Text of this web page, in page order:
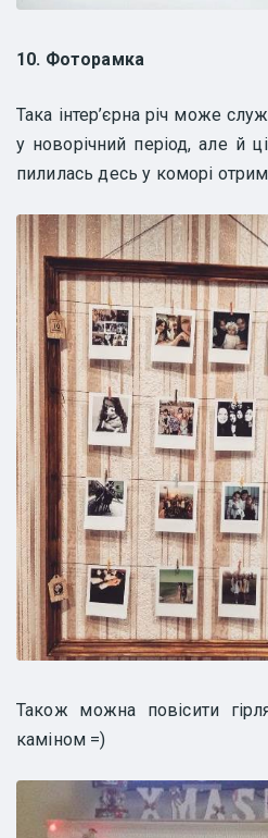
10. Фоторамка
Така інтер’єрна річ може
у новорічний період, але й
пилилась десь у коморі
Також можна повісити
каміном =)